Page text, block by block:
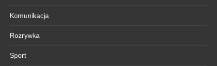
Komunikacja
Rozrywka
Sport